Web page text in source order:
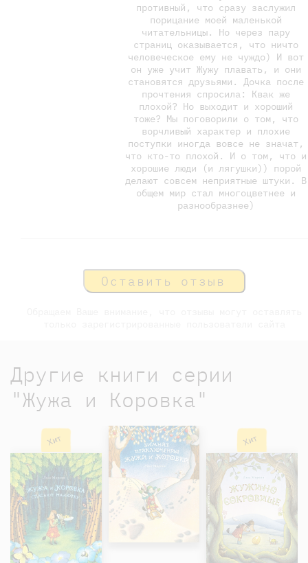
противный, что сразу заслужил
порицание моей маленькой
читательницы. Но через пару
страниц оказывается, что ничто
человеческое ему не чуждо) И вот
он уже учит Жужу плавать, и они
становятся друзьями. Дочка после
прочтения спросила: Квак же
плохой? Но выходит и хороший
тоже? Мы поговорили о том, что
ворчливый характер и плохие
поступки иногда вовсе не значат,
что кто-то плохой. И о том, что и
хорошие люди (и лягушки)) порой
делают совсем неприятные штуки. В
общем мир стал многоцветнее и
разнообразнее)
Оставить отзыв
Другие книги серии
"Жужа и Коровка"
Хит Хит